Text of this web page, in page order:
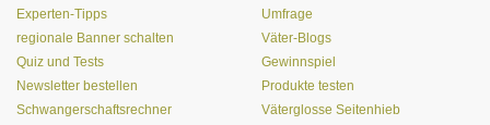
Experten-Tipps
regionale Banner schalten
Quiz und Tests
Newsletter bestellen
Schwangerschaftsrechner
Umfrage
Väter-Blogs
Gewinnspiel
Produkte testen
Väterglosse Seitenhieb